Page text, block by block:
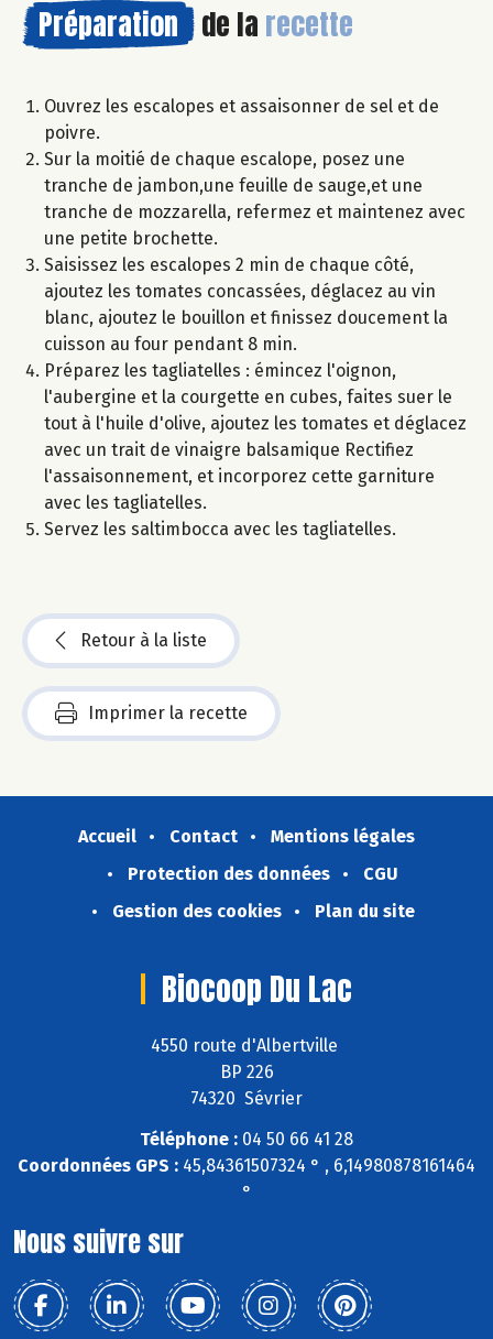
Préparation de la recette
Ouvrez les escalopes et assaisonner de sel et de
poivre.
Sur la moitié de chaque escalope, posez une
tranche de jambon,une feuille de sauge,et une
tranche de mozzarella, refermez et maintenez avec
une petite brochette.
Saisissez les escalopes 2 min de chaque côté,
ajoutez les tomates concassées, déglacez au vin
blanc, ajoutez le bouillon et finissez doucement la
cuisson au four pendant 8 min.
Préparez les tagliatelles : émincez l'oignon,
l'aubergine et la courgette en cubes, faites suer le
tout à l'huile d'olive, ajoutez les tomates et déglacez
avec un trait de vinaigre balsamique Rectifiez
l'assaisonnement, et incorporez cette garniture
avec les tagliatelles.
Servez les saltimbocca avec les tagliatelles.
Retour à la liste
Imprimer la recette
Accueil Contact
Mentions légales
Protection des données
CGU
Gestion des cookies
Plan du site
Biocoop Du Lac
4550 route d'Albertville
BP 226
74320 Sévrier
Téléphone : 04 50 66 41 28
Coordonnées GPS : 45,84361507324 ° , 6,14980878161464
°
Nous suivre sur